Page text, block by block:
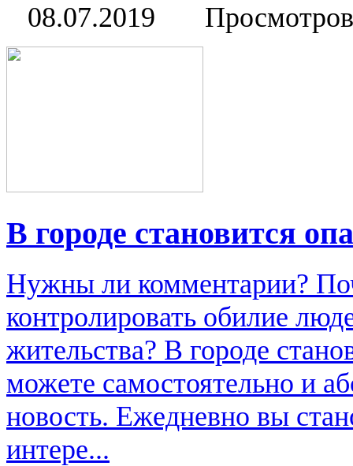
08.07.2019
В городе становится
Нужны ли комментарии?
контролировать обилие
жительства? В городе
можете самостоятельно и
новость. Ежедневно вы
интере...